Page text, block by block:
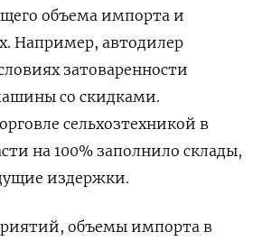
объема импорта и
Например, автодилер
затоваренности
со скидками.
сельхозтехникой в
на 100% заполнило склады,
издержки.
объемы импорта в